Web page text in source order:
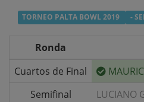
TORNEO PALTA BOWL 2019 -
Ronda
Cuartos de Final
Semifinal
LUCIANO